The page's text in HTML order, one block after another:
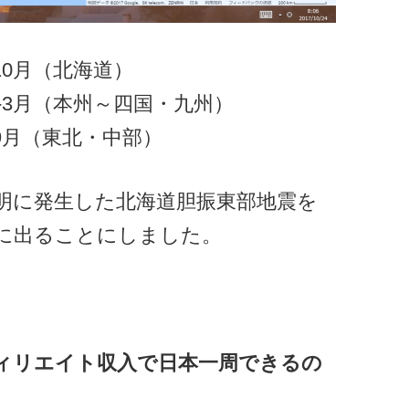
（北海道）
（本州～四国・九州）
（東北・中部）
に発生した北海道胆振東部地震を
出ることにしました。
リエイト収入で日本一周できるの